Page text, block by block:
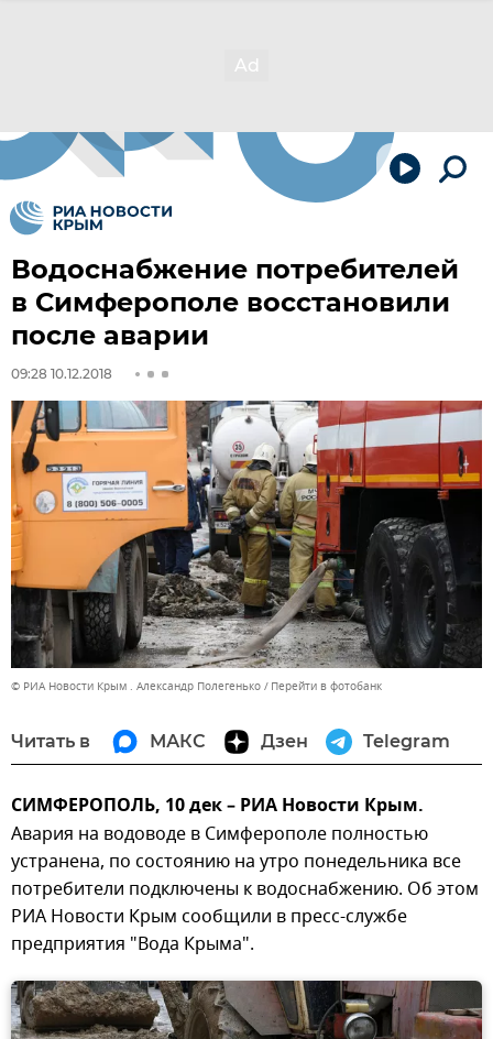
Водоснабжение потребителей
в Симферополе восстановили
после аварии
09:28 10.12.2018
© РИА Новости Крым . Александр Полегенько Перейти в фотобанк
Читать в МАКС Дзен Telegram
СИМФЕРОПОЛЬ, 10 дек – РИА Новости Крым.
Авария на водоводе в Симферополе полностью
устранена, по состоянию на утро понедельника все
потребители подключены к водоснабжению. Об этом
РИА Новости Крым сообщили в пресс-службе
предприятия "Вода Крыма".